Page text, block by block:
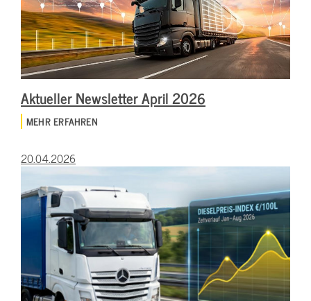
Aktueller Newsletter April 2026
MEHR ERFAHREN
20.04.2026